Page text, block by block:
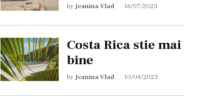
byJeanina Vlad 16/07/2023
Costa Rica stie mai
bine
by Jeanina Vlad 10/06/2023